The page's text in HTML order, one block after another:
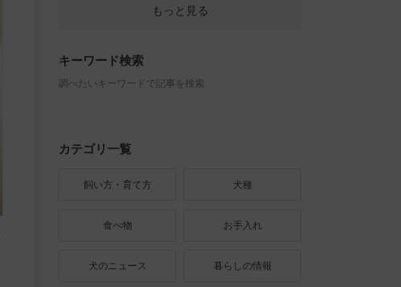
もっと見る
キーワード検索
調べたいキーワードで記事を検索
カテゴリ一覧
飼い方・育て方 犬種
食べ物 お手入れ
犬のニュース 暮らしの情報